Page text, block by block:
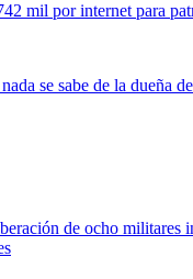
mil por internet para
se sabe de la dueña